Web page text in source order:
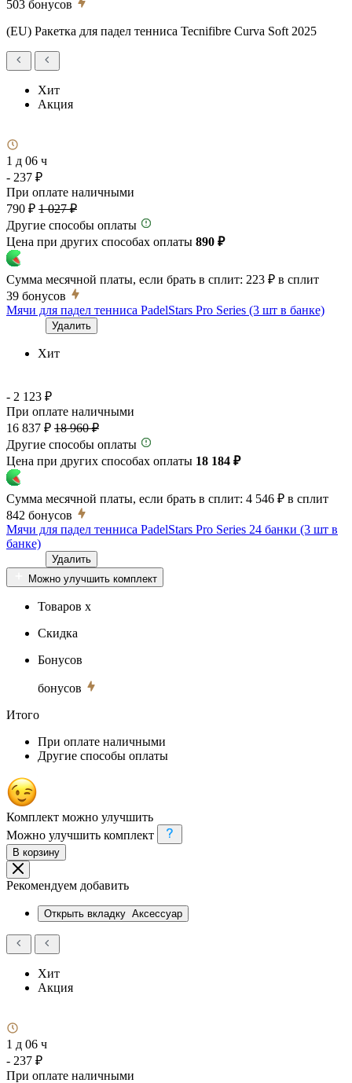
503 бонусов
(EU) Ракетка для падел тенниса Tecnifibre Curva Soft 2025
Хит
Акция
1 д 06 ч
- 237 ₽
При оплате наличными
790 ₽ 1 027 ₽
Другие способы оплаты
Цена при других способах оплаты 890 ₽
Сумма месячной платы, если брать в сплит: 223 ₽ в сплит
39 бонусов
Мячи для падел тенниса PadelStars Pro Series (3 шт в банке)
Удалить
Хит
- 2 123 ₽
При оплате наличными
16 837 ₽ 18 960 ₽
Другие способы оплаты
Цена при других способах оплаты 18 184 ₽
Сумма месячной платы, если брать в сплит: 4 546 ₽ в сплит
842 бонусов
Мячи для падел тенниса PadelStars Pro Series 24 банки (3 шт в
банке)
Удалить
Можно улучшить комплект
Товаров x
Скидка
Бонусов
бонусов
Итого
При оплате наличными
Другие способы оплаты
Комплект можно улучшить
Можно улучшить комплект
В корзину
Рекомендуем добавить
Открыть вкладку Аксессуар
Хит
Акция
1 д 06 ч
- 237 ₽
При оплате наличными